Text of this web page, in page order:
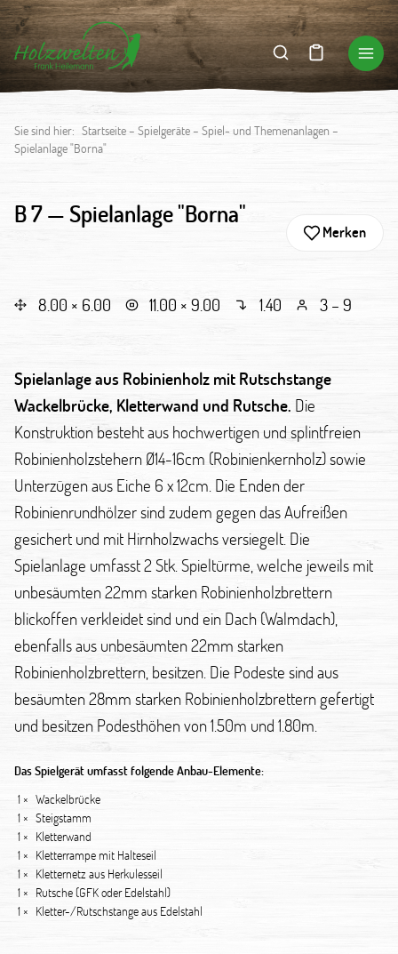
Sie sind hier: Startseite– Spielgeräte– Spiel- und Themenanlagen –
Spielanlage "Borna"
B 7 —Spielanlage "Borna"
Merken
8.00 × 6.00 11.00 × 9.00 1.40 3 – 9
Spielanlage aus Robinienholz mit Rutschstange
Wackelbrücke, Kletterwand und Rutsche. Die
Konstruktion besteht aus hochwertigen und splintfreien
Robinienholzstehern Ø14-16cm (Robinienkernholz) sowie
Unterzügen aus Eiche 6 x 12cm. Die Enden der
Robinienrundhölzer sind zudem gegen das Aufreißen
gesichert und mit Hirnholzwachs versiegelt. Die
Spielanlage umfasst 2 Stk. Spieltürme, welche jeweils mit
unbesäumten 22mm starken Robinienholzbrettern
blickoffen verkleidet sind und ein Dach (Walmdach),
ebenfalls aus unbesäumten 22mm starken
Robinienholzbrettern, besitzen. Die Podeste sind aus
besäumten 28mm starken Robinienholzbrettern gefertigt
und besitzen Podesthöhen von 1.50m und 1.80m.
Das Spielgerät umfasst folgende Anbau-Elemente:
1 × Wackelbrücke
1 × Steigstamm
1 × Kletterwand
1 × Kletterrampe mit Halteseil
1 × Kletternetz aus Herkulesseil
1 × Rutsche (GFK oder Edelstahl)
1 × Kletter-/Rutschstange aus Edelstahl